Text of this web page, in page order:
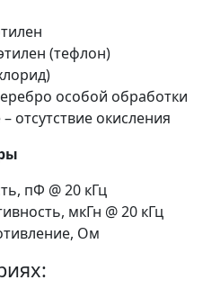
(тефлон)
особой обработки
отсутствие окисления
пФ @ 20 кГц
мкГн @ 20 кГц
Ом